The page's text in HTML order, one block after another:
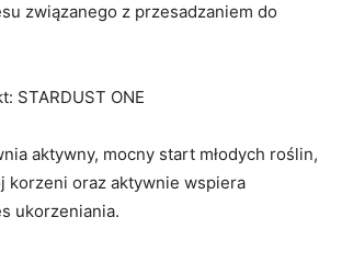
związanego z przesadzaniem do
STARDUST ONE
aktywny, mocny start młodych roślin,
korzeni oraz aktywnie wspiera
ukorzeniania.